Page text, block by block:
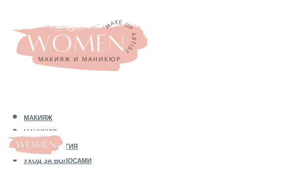
МАКИЯЖ
МАНИКЮР
КОСМЕТОЛОГИЯ
УХОД ЗА ВОЛОСАМИ